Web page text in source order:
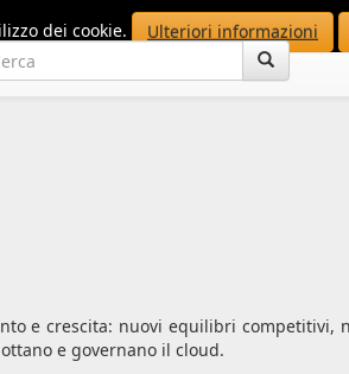
dei cookie. Ulteriori informazioni
e crescita: nuovi equilibri competitivi,
e governano il cloud.